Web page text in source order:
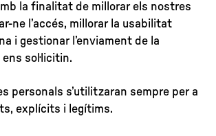
la finalitat de millorar els nostres
ne l’accés, millorar la usabilitat
i gestionar l’enviament de la
sol·licitin.
personals s’utilitzaran sempre per a
explícits i legítims.